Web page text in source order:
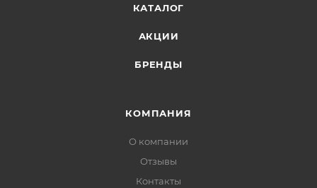
КАТАЛОГ
АКЦИИ
БРЕНДЫ
КОМПАНИЯ
О компании
Отзывы
Контакты